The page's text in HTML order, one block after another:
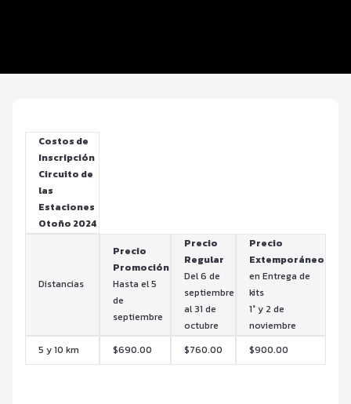
Costos de
Inscripción
Circuito de
las
Estaciones
Otoño 2024
Distancias
Precio
Promoción
Hasta el 5
de
septiembre
Precio
Regular
Del 6 de
septiembre
al 31 de
octubre
Precio
Extemporáneo
en Entrega de
kits
1° y 2 de
noviembre
5 y 10 km
$690.00 $760.00 $900.00